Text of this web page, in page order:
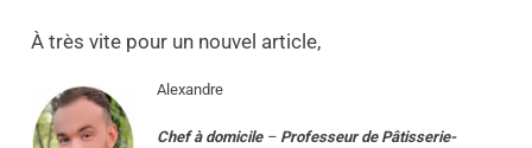
À très vite pour un nouvel article,
Alexandre
Chef à domicile– Professeur de Pâtisserie-